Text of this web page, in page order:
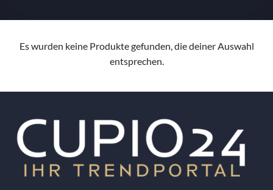
Es wurden keine Produkte gefunden, die deiner Auswahl
entsprechen.